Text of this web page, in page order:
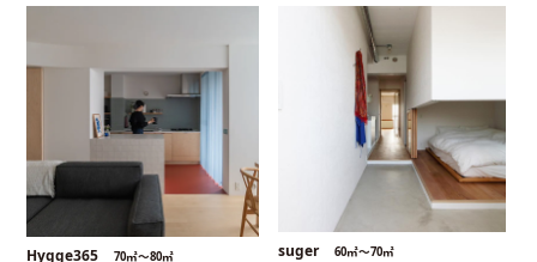
Hygge365 70㎡〜80㎡ suger 60㎡〜70㎡